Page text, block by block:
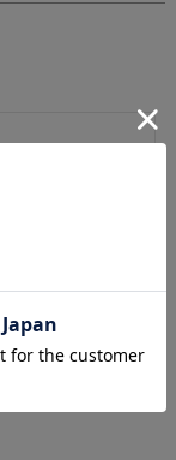
ったので…日本